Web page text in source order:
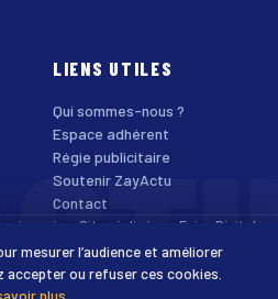
LIENS UTILES
Qui sommes-nous ?
Espace adhérent
Régie publicitaire
Soutenir ZayActu
Contact
· Site réalisé par Enjoy Digital
Cookies Accessibilité
mesurer l’audience et améliorer
accepter ou refuser ces cookies.
plus